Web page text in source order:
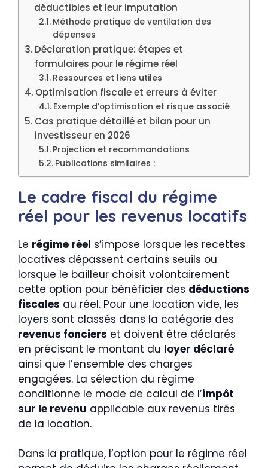
déductibles et leur imputation
Méthode pratique de ventilation des
dépenses
Déclaration pratique: étapes et
formulaires pour le régime réel
Ressources et liens utiles
Optimisation fiscale et erreurs à éviter
Exemple d’optimisation et risque associé
Cas pratique détaillé et bilan pour un
investisseur en 2026
Projection et recommandations
Publications similaires :
Le cadre fiscal du régime
réel pour les revenus locatifs
Le régime réel s’impose lorsque les recettes
locatives dépassent certains seuils ou
lorsque le bailleur choisit volontairement
cette option pour bénéficier des déductions
fiscales au réel. Pour une location vide, les
loyers sont classés dans la catégorie des
revenus fonciers et doivent être déclarés
en précisant le montant du loyer déclaré
ainsi que l’ensemble des charges
engagées. La sélection du régime
conditionne le mode de calcul de l’impôt
sur le revenu applicable aux revenus tirés
de la location.
Dans la pratique, l’option pour le régime réel